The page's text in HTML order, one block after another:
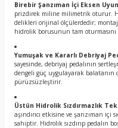
Birebir Şanzıman İçi Eksen
prizdirek miline milimetrik oturur.
delikleri orijinal ölçülerdedir; montaj
hidrolik borusunun tam oturmasını
Yumuşak ve Kararlı Debriyaj
sayesinde, debriyaj pedalının
dengeli güç uygulayarak balatanın
pürüzsüzleştirir.
Üstün Hidrolik Sızdırmazlık
aşındırıcı etkisine ve şanzıman içi
sahiptir. Hidrolik sızdırıp pedalın